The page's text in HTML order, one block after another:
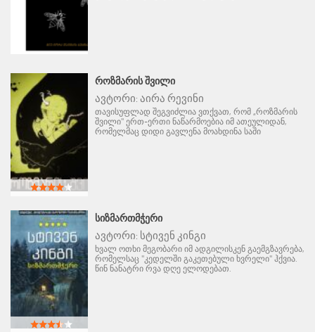
ᲠᲝᲖᲛᲐᲠᲘᲡ ᲨᲕᲘᲚᲘ
ავტორი: აირა რევინი
თავისუფლად შეგვიძლია ვთქვათ, რომ „როზმარის
შვილი" ერთ-ერთი ნაწარმოებია იმ ათეულიდან,
რომელმაც დიდი გავლენა მოახდინა საში
ᲡᲘᲖᲛᲐᲠᲗᲛᲭᲔᲠᲘ
ავტორი: სტივენ კინგი
ხვალ ოთხი მეგობარი იმ ადგილისკენ გაემგზავრება,
რომელსაც "კედელში გაკეთებული ხვრელი" ჰქვია.
წინ ნანატრი რვა დღე ელოდებათ.